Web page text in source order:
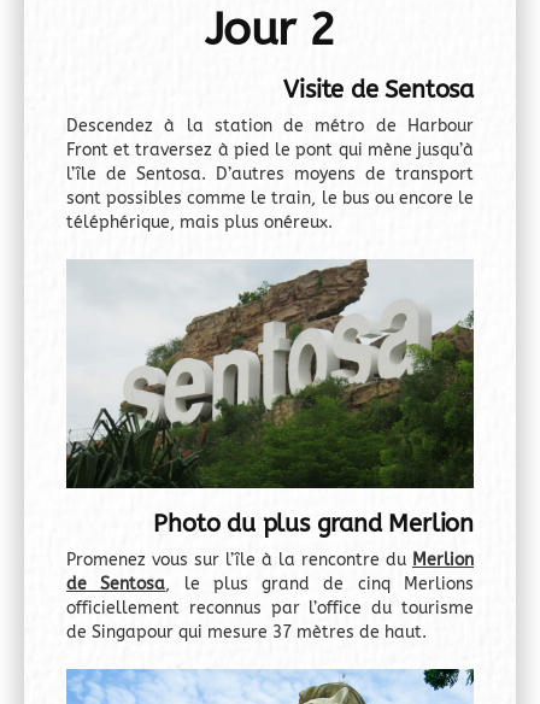
Jour 2
Visite de Sentosa
Descendez à la station de métro de Harbour
Front et traversez à pied le pont qui mène jusqu’à
l’île de Sentosa. D’autres moyens de transport
sont possibles comme le train, le bus ou encore le
téléphérique, mais plus onéreux.
Photo du plus grand Merlion
Promenez vous sur l’île à la rencontre du Merlion
de Sentosa, le plus grand de cinq Merlions
officiellement reconnus par l’office du tourisme
de Singapour qui mesure 37 mètres de haut.